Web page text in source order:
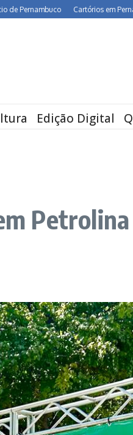
Cartórios em Pernambuco
Edição Digital